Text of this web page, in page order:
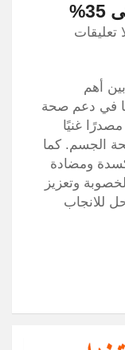
تعليقات
أهم
في دعم صحة
غنيًا
الجسم. كما
ومضادة
وتعزيز
للانجاب